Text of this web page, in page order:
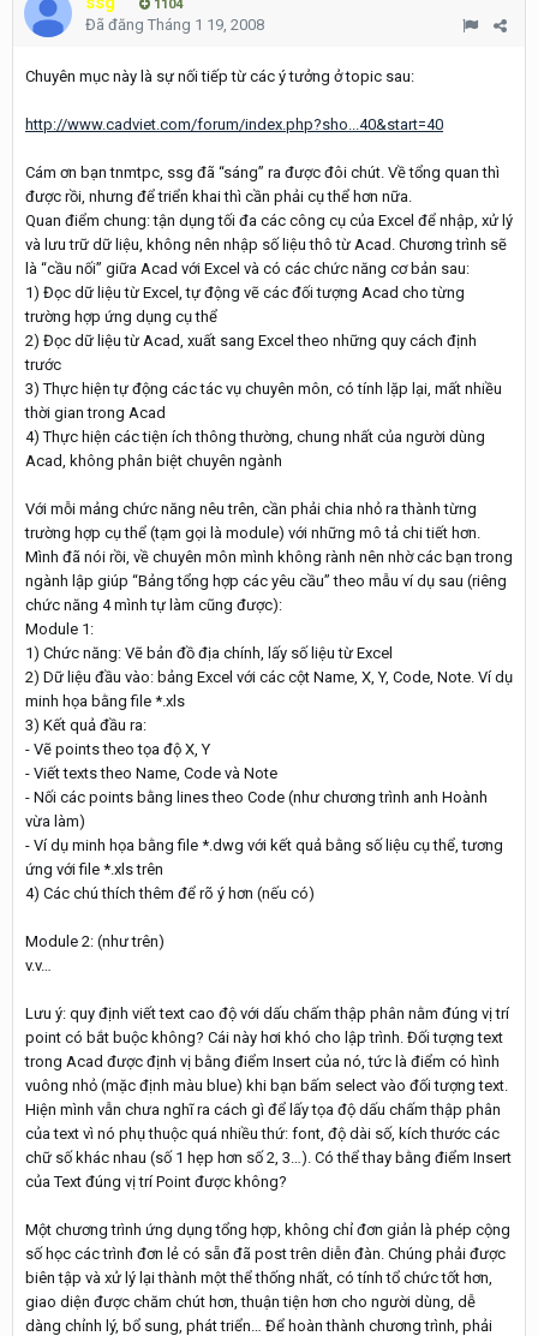
1104
Đã đăng Tháng 1 19, 2008
Chuyên mục này là sự nối tiếp từ các ý tưởng ở topic sau:
http://www.cadviet.com/forum/index.php?sho...40&start=40
Cám ơn bạn tnmtpc, ssg đã “sáng” ra được đôi chút. Về tổng quan thì
được rồi, nhưng để triển khai thì cần phải cụ thể hơn nữa.
Quan điểm chung: tận dụng tối đa các công cụ của Excel để nhập, xử lý
và lưu trữ dữ liệu, không nên nhập số liệu thô từ Acad. Chương trình sẽ
là “cầu nối” giữa Acad với Excel và có các chức năng cơ bản sau:
1) Đọc dữ liệu từ Excel, tự động vẽ các đối tượng Acad cho từng
trường hợp ứng dụng cụ thể
2) Đọc dữ liệu từ Acad, xuất sang Excel theo những quy cách định
trước
3) Thực hiện tự động các tác vụ chuyên môn, có tính lặp lại, mất nhiều
thời gian trong Acad
4) Thực hiện các tiện ích thông thường, chung nhất của người dùng
Acad, không phân biệt chuyên ngành
Với mỗi mảng chức năng nêu trên, cần phải chia nhỏ ra thành từng
trường hợp cụ thể (tạm gọi là module) với những mô tả chi tiết hơn.
Mình đã nói rồi, về chuyên môn mình không rành nên nhờ các bạn trong
ngành lập giúp “Bảng tổng hợp các yêu cầu” theo mẫu ví dụ sau (riêng
chức năng 4 mình tự làm cũng được):
Module 1:
1) Chức năng: Vẽ bản đồ địa chính, lấy số liệu từ Excel
2) Dữ liệu đầu vào: bảng Excel với các cột Name, X, Y, Code, Note. Ví dụ
minh họa bằng file *.xls
3) Kết quả đầu ra:
- Vẽ points theo tọa độ X, Y
- Viết texts theo Name, Code và Note
- Nối các points bằng lines theo Code (như chương trình anh Hoành
vừa làm)
- Ví dụ minh họa bằng file *.dwg với kết quả bằng số liệu cụ thể, tương
ứng với file *.xls trên
4) Các chú thích thêm để rõ ý hơn (nếu có)
Module 2: (như trên)
v.v…
Lưu ý: quy định viết text cao độ với dấu chấm thập phân nằm đúng vị trí
point có bắt buộc không? Cái này hơi khó cho lập trình. Đối tượng text
trong Acad được định vị bằng điểm Insert của nó, tức là điểm có hình
vuông nhỏ (mặc định màu blue) khi bạn bấm select vào đối tượng text.
Hiện mình vẫn chưa nghĩ ra cách gì để lấy tọa độ dấu chấm thập phân
của text vì nó phụ thuộc quá nhiều thứ: font, độ dài số, kích thước các
chữ số khác nhau (số 1 hẹp hơn số 2, 3…). Có thể thay bằng điểm Insert
của Text đúng vị trí Point được không?
Một chương trình ứng dụng tổng hợp, không chỉ đơn giản là phép cộng
số học các trình đơn lẻ có sẵn đã post trên diễn đàn. Chúng phải được
biên tập và xử lý lại thành một thể thống nhất, có tính tổ chức tốt hơn,
giao diện được chăm chút hơn, thuận tiện hơn cho người dùng, dễ
dàng chỉnh lý, bổ sung, phát triển… Để hoàn thành chương trình, phải